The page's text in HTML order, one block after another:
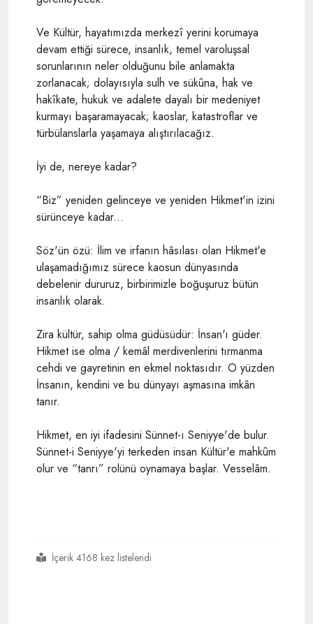
Ve Kültür, hayatımızda merkezî yerini korumaya
devam ettiği sürece, insanlık, temel varoluşsal
sorunlarının neler olduğunu bile anlamakta
zorlanacak; dolayısıyla sulh ve sükûna, hak ve
hakîkate, hukuk ve adalete dayalı bir medeniyet
kurmayı başaramayacak; kaoslar, katastroflar ve
türbülanslarla yaşamaya alıştırılacağız.
İyi de, nereye kadar?
“Biz” yeniden gelinceye ve yeniden Hikmet'in izini
sürünceye kadar...
Söz'ün özü: İlim ve irfanın hâsılası olan Hikmet'e
ulaşamadığımız sürece kaosun dünyasında
debelenir dururuz, birbirimizle boğuşuruz bütün
insanlık olarak.
Zira kültür, sahip olma güdüsüdür: İnsan'ı güder.
Hikmet ise olma / kemâl merdivenlerini tırmanma
cehdi ve gayretinin en ekmel noktasıdır. O yüzden
İnsanın, kendini ve bu dünyayı aşmasına imkân
tanır.
Hikmet, en iyi ifadesini Sünnet-ı Seniyye'de bulur.
Sünnet-i Seniyye'yi terkeden insan Kültür'e mahkûm
olur ve “tanrı” rolünü oynamaya başlar. Vesselâm.
#kültür den
#hikmet e
İçerik 4168 kez listelendi